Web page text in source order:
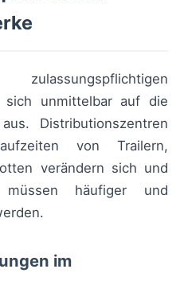
sich unmittelbar auf die
Distributionszentren
von Trailern,
verändern sich und
müssen häufiger und
im